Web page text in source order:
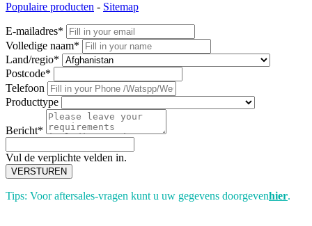
Populaire producten - Sitemap
E-mailadres*
Volledige naam*
Land/regio*
Postcode*
Telefoon
Producttype
Bericht*
Vul de verplichte velden in.
VERSTUREN
Tips: Voor aftersales-vragen kunt u uw gegevens doorgevenhier.